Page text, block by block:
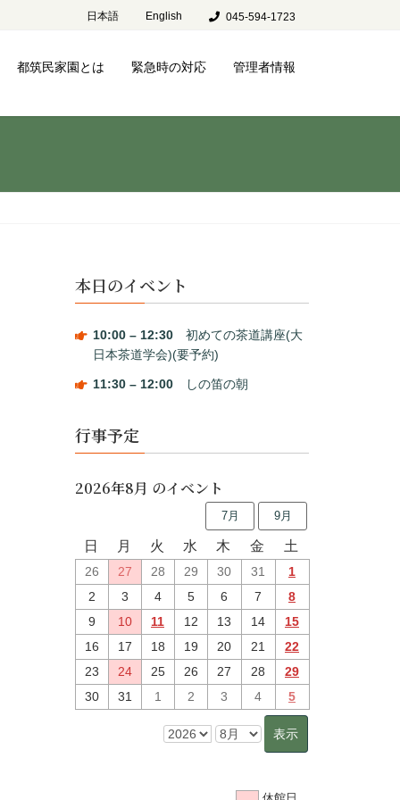
日本語 English 045-594-1723
都筑民家園とは 緊急時の対応 管理者情報
本日のイベント
10:00 – 12:30初めての茶道講座(大
日本茶道学会)(要予約)
11:30 – 12:00しの笛の朝
行事予定
2026年8月 のイベント
7月 9月
日 月 火 水 木 金 土
26 27 28 29 30 31
1
2
3 4 5 6 7
8
9
10 11 12 13 14
15
16
17 18 19 20 21
22
23
24 25 26 27 28
29
30
31 1 2 3 4 5